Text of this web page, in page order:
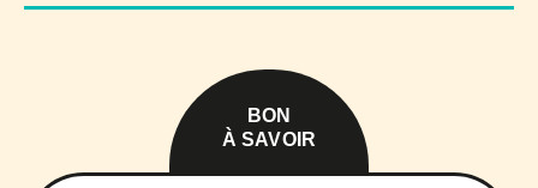
BON
À SAVOIR